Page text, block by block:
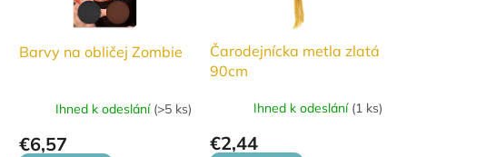
Barvy na obličej Zombie
Ihned k odeslání (>5 ks)
€6,57
Čarodejnícka metla zlatá
90cm
Ihned k odeslání (1 ks)
€2,44